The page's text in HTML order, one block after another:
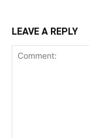
LEAVE A REPLY